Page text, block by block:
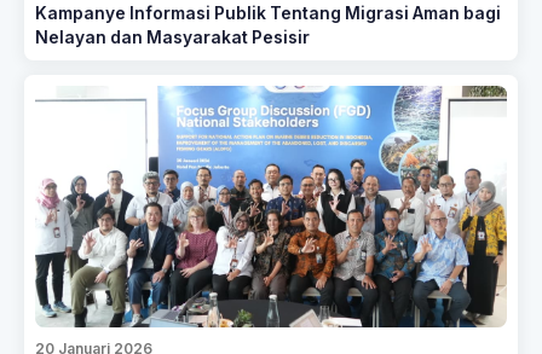
Kampanye Informasi Publik Tentang Migrasi Aman bagi
Nelayan dan Masyarakat Pesisir
20 Januari 2026